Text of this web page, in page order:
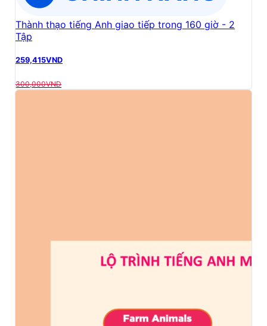
Thành thạo tiếng Anh giao tiếp trong 160 giờ - 2
Tập
259,415VND
300,000VND